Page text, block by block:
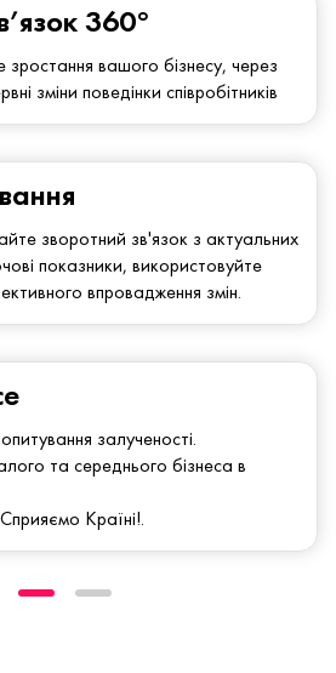
360°
зростання вашого бізнесу, через
зміни поведінки співробітників
залученості.
та середнього бізнеса в
Країні!.
зворотний зв'язок з актуальних
показники, використовуйте
впровадження змін.